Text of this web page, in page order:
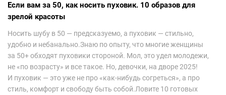
Если вам за 50, как носить пуховик. 10 образов для
зрелой красоты
Носить шубу в 50 — предсказуемо, а пуховик — стильно,
удобно и небанально.Знаю по опыту, что многие женщины
за 50+ обходят пуховики стороной. Мол, это удел молодежи,
не «по возрасту» и все такое. Но, девочки, на дворе 2025!
И пуховик — это уже не про «как-нибудь согреться», а про
стиль, комфорт и свободу быть собой.Ловите 10 готовых